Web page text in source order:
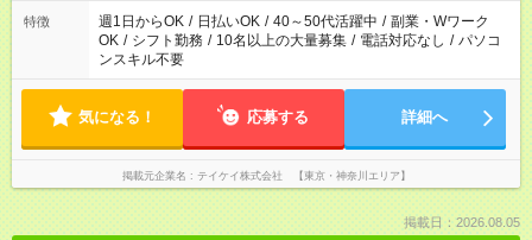
特徴 週1日からOK / 日払いOK / 40～50代活躍中 / 副業・Wワーク
OK / シフト勤務 / 10名以上の大量募集 / 電話対応なし / パソコ
ンスキル不要
気になる！ 応募する 詳細へ
掲載元企業名 テイケイ株式会社 【東京・神奈川エリア】
掲載日：2026.08.05